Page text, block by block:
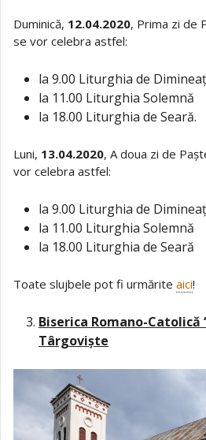
Duminică, 12.04.2020, Prima zi de
se vor celebra astfel:
la 9.00 Liturghia de
la 11.00 Liturghia Solemnă
la 18.00 Liturghia de Seară.
Luni, 13.04.2020, A doua zi de
vor celebra astfel:
la 9.00 Liturghia de
la 11.00 Liturghia Solemnă
la 18.00 Liturghia de Seară
Toate slujbele pot fi urmărite aici!
Biserica Romano-Catolică
Târgoviște